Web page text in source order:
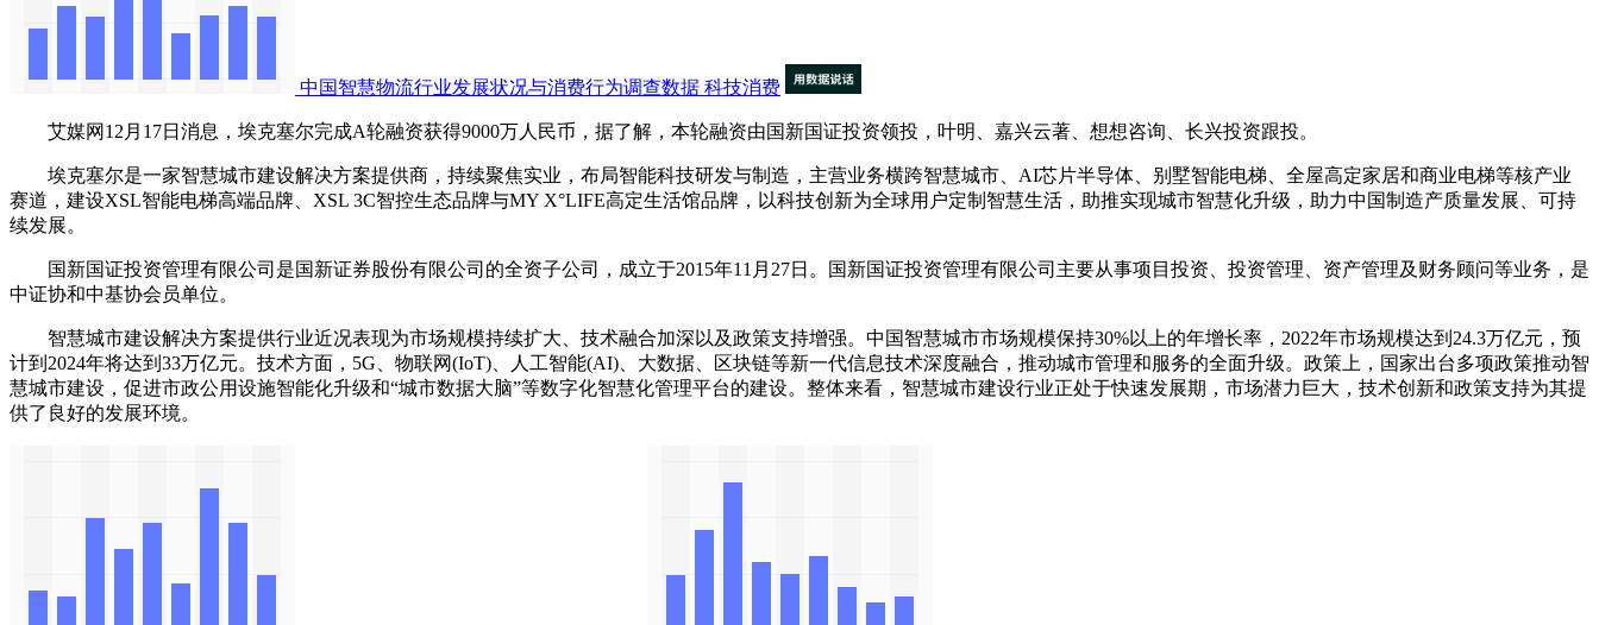
中国智慧物流行业发展状况与消费行为调查数据 科技消费
艾媒网12月17日消息，埃克塞尔完成A轮融资获得9000万人民币，据了解，本轮融资由国新国证投资领投，叶明、嘉兴云著、想想咨询、长兴投资跟投。
埃克塞尔是一家智慧城市建设解决方案提供商，持续聚焦实业，布局智能科技研发与制造，主营业务横跨智慧城市、AI芯片半导体、别墅智能电梯、全屋高定家居和商业电梯等核产业
赛道，建设XSL智能电梯高端品牌、XSL 3C智控生态品牌与MY X°LIFE高定生活馆品牌，以科技创新为全球用户定制智慧生活，助推实现城市智慧化升级，助力中国制造产质量发展、可持
续发展。
‌国新国证投资管理有限公司‌是国新证券股份有限公司的全资子公司，成立于2015年11月27日。国新国证投资管理有限公司主要从事项目投资、投资管理、资产管理及财务顾问等业务，是
中证协和中基协会员单位。
智慧城市建设解决方案提供行业近况表现为市场规模持续扩大、技术融合加深以及政策支持增强。中国智慧城市市场规模保持30%以上的年增长率，2022年市场规模达到24.3万亿元，预
计到2024年将达到33万亿元。技术方面，5G、物联网(IoT)、人工智能(AI)、大数据、区块链等新一代信息技术深度融合，推动城市管理和服务的全面升级。政策上，国家出台多项政策推动智
慧城市建设，促进市政公用设施智能化升级和“城市数据大脑”等数字化智慧化管理平台的建设。整体来看，智慧城市建设行业正处于快速发展期，市场潜力巨大，技术创新和政策支持为其提
供了良好的发展环境。